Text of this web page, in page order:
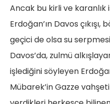
Ancak bu kirli ve
Erdoğan’ın Davos
geçici de olsa su
Davos’da, zulmü
işlediğini söyleyen
Mübarek’in Gazze